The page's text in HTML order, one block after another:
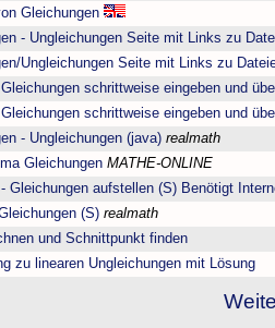
Gleichungen
- Ungleichungen Seite mit Links zu
Ungleichungen Seite mit Links zu
schrittweise eingeben und
schrittweise eingeben und
- Ungleichungen (java) realmath
Gleichungen MATHE-ONLINE
Gleichungen aufstellen (S) Benötigt
(S) realmath
und Schnittpunkt finden
zu linearen Ungleichungen mit Lösung